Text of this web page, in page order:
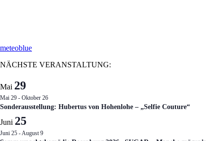
meteoblue
NÄCHSTE VERANSTALTUNG:
Mai 29
Mai 29 - Oktober 26
Sonderausstellung: Hubertus von Hohenlohe – „Selfie Couture“
Juni 25
Juni 25 -August 9